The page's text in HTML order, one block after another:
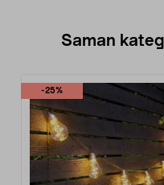
Saman
-25%